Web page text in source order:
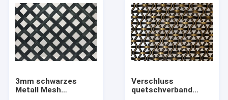
3mm schwarzes
Metall Mesh
Verschluss
quetschverband